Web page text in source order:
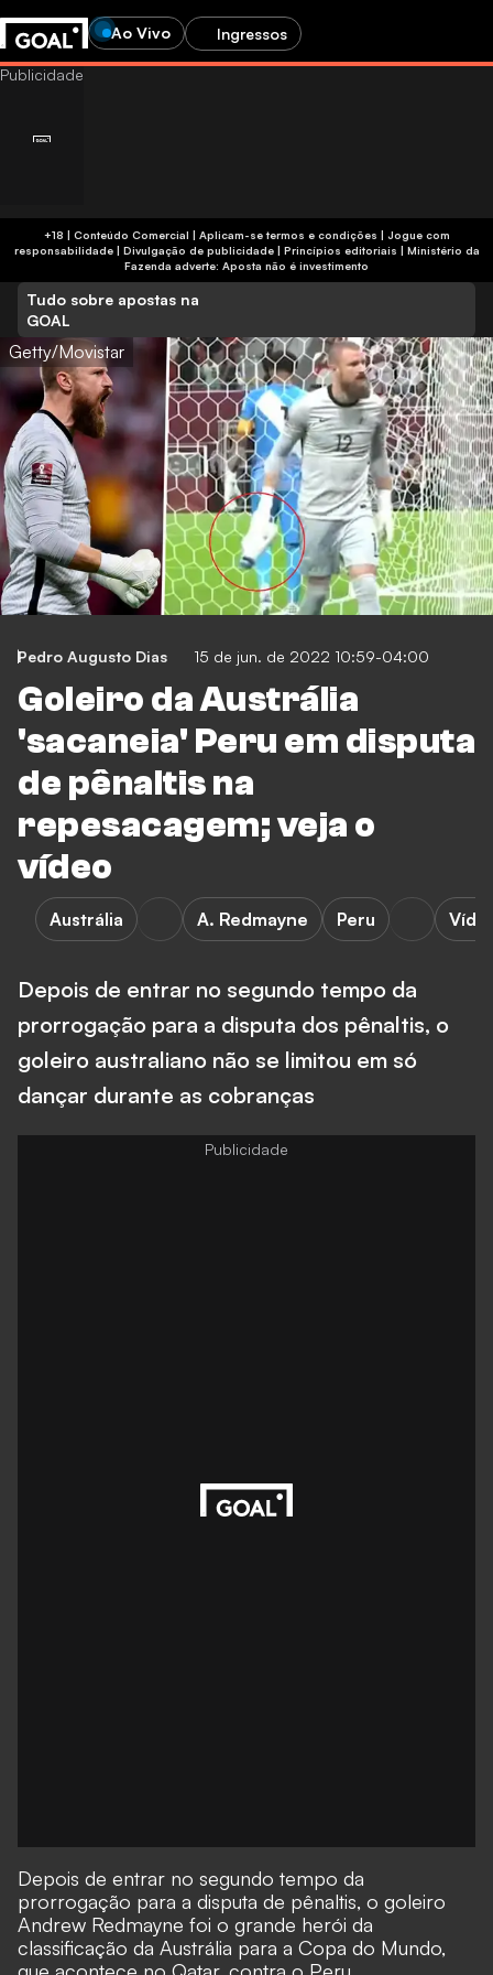
Ao Vivo Ingressos
+18 | Conteúdo Comercial | Aplicam-se termos e condições | Jogue com
responsabilidade| Divulgação de publicidade| Princípios editoriais | Ministério da
Fazenda adverte: Aposta não é investimento
Tudo sobre apostas na
GOAL
Getty/Movistar
Pedro Augusto Dias 15 de jun. de 2022 10:59-04:00
Goleiro da Austrália
'sacaneia' Peru em disputa
de pênaltis na
repesacagem; veja o
vídeo
Austrália A. Redmayne Peru
Depois de entrar no segundo tempo da
prorrogação para a disputa dos pênaltis, o
goleiro australiano não se limitou em só
dançar durante as cobranças
Depois de entrar no segundo tempo da
prorrogação para a disputa de pênaltis, o goleiro
Andrew Redmayne foi o grande herói da
classificação da Austrália para a Copa do Mundo,